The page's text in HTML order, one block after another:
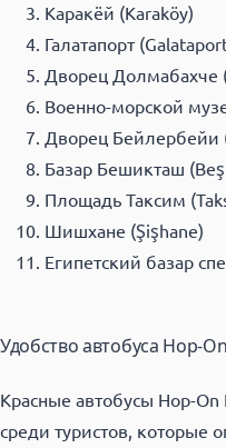
Каракёй (Karaköy)
Галатапорт
Дворец Долмабахче
Военно-морской
Дворец Бейлербейи
Базар Бешикташ
Площадь Таксим
Шишхане (Şişhane)
Египетский базар
Удобство автобуса Hop-
Красные автобусы Hop-
среди туристов, которые